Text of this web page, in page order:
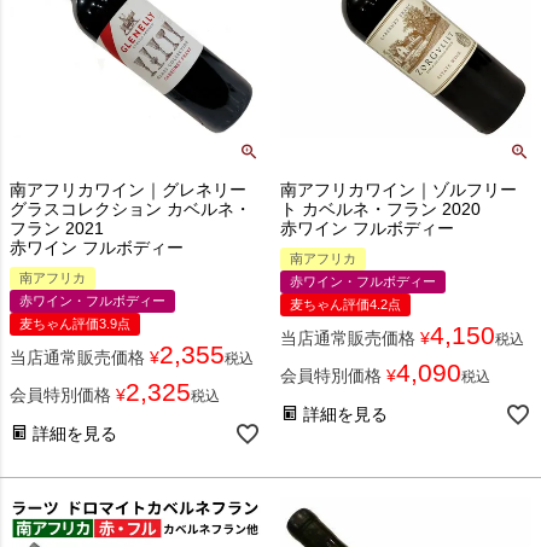
南アフリカワイン｜グレネリー
グラスコレクション カベルネ・
フラン 2021
赤ワイン フルボディー
南アフリカ
赤ワイン・フルボディー
麦ちゃん評価3.9点
当店通常販売価格 ¥2,355税込
会員特別価格 ¥2,325税込
詳細を見る
南アフリカワイン｜ゾルフリー
ト カベルネ・フラン 2020
赤ワイン フルボディー
南アフリカ
赤ワイン・フルボディー
麦ちゃん評価4.2点
当店通常販売価格 ¥4,150税込
会員特別価格 ¥4,090税込
詳細を見る